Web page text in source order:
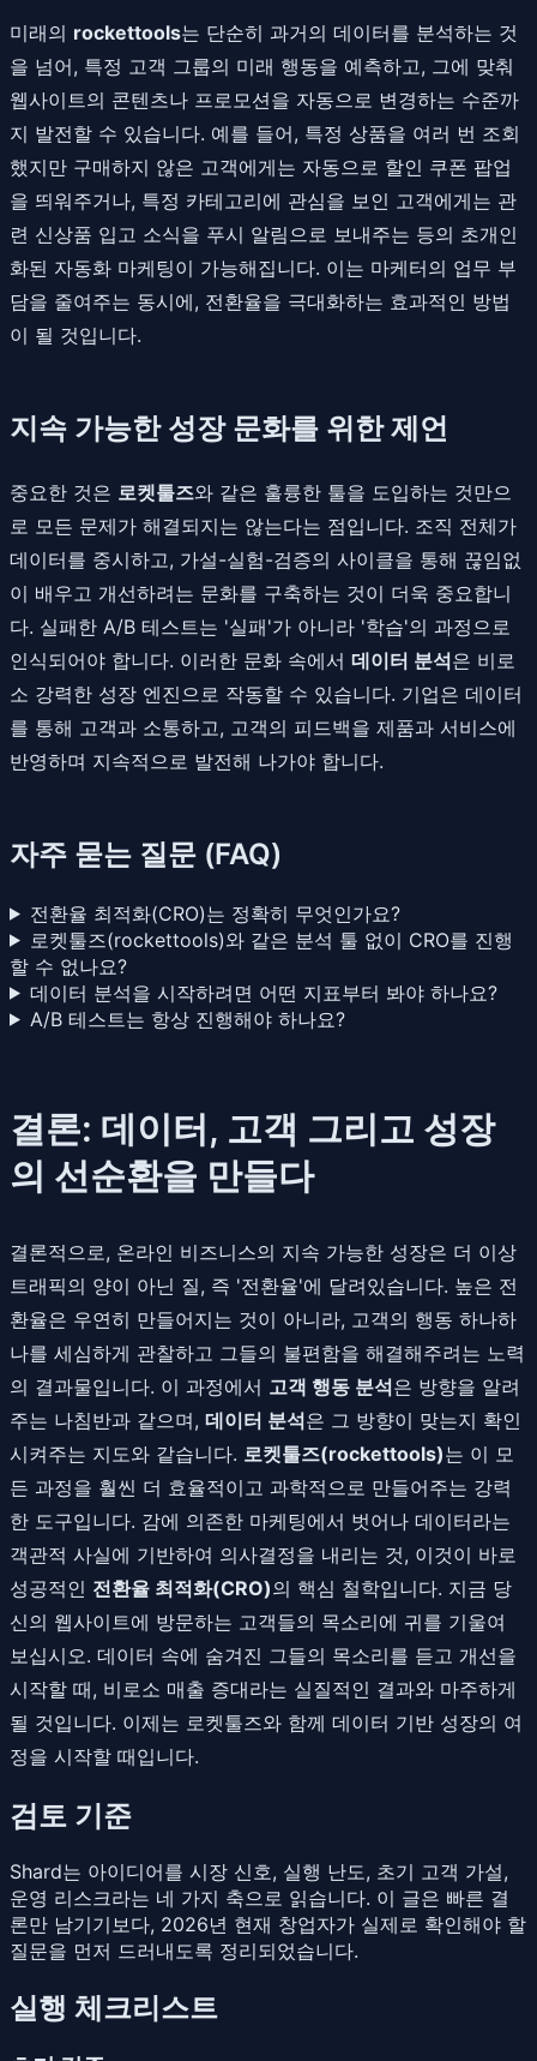
미래의 rockettools는 단순히 과거의 데이터를 분석하는 것
을 넘어, 특정 고객 그룹의 미래 행동을 예측하고, 그에 맞춰
웹사이트의 콘텐츠나 프로모션을 자동으로 변경하는 수준까
지 발전할 수 있습니다. 예를 들어, 특정 상품을 여러 번 조회
했지만 구매하지 않은 고객에게는 자동으로 할인 쿠폰 팝업
을 띄워주거나, 특정 카테고리에 관심을 보인 고객에게는 관
련 신상품 입고 소식을 푸시 알림으로 보내주는 등의 초개인
화된 자동화 마케팅이 가능해집니다. 이는 마케터의 업무 부
담을 줄여주는 동시에, 전환율을 극대화하는 효과적인 방법
이 될 것입니다.
지속 가능한 성장 문화를 위한 제언
중요한 것은 로켓툴즈와 같은 훌륭한 툴을 도입하는 것만으
로 모든 문제가 해결되지는 않는다는 점입니다. 조직 전체가
데이터를 중시하고, 가설-실험-검증의 사이클을 통해 끊임없
이 배우고 개선하려는 문화를 구축하는 것이 더욱 중요합니
다. 실패한 A/B 테스트는 '실패'가 아니라 '학습'의 과정으로
인식되어야 합니다. 이러한 문화 속에서 데이터 분석은 비로
소 강력한 성장 엔진으로 작동할 수 있습니다. 기업은 데이터
를 통해 고객과 소통하고, 고객의 피드백을 제품과 서비스에
반영하며 지속적으로 발전해 나가야 합니다.
자주 묻는 질문 (FAQ)
전환율 최적화(CRO)는 정확히 무엇인가요?
로켓툴즈(rockettools)와 같은 분석 툴 없이 CRO를 진행
할 수 없나요?
데이터 분석을 시작하려면 어떤 지표부터 봐야 하나요?
A/B 테스트는 항상 진행해야 하나요?
결론: 데이터, 고객 그리고 성장
의 선순환을 만들다
결론적으로, 온라인 비즈니스의 지속 가능한 성장은 더 이상
트래픽의 양이 아닌 질, 즉 '전환율'에 달려있습니다. 높은 전
환율은 우연히 만들어지는 것이 아니라, 고객의 행동 하나하
나를 세심하게 관찰하고 그들의 불편함을 해결해주려는 노력
의 결과물입니다. 이 과정에서 고객 행동 분석은 방향을 알려
주는 나침반과 같으며, 데이터 분석은 그 방향이 맞는지 확인
시켜주는 지도와 같습니다. 로켓툴즈(rockettools)는 이 모
든 과정을 훨씬 더 효율적이고 과학적으로 만들어주는 강력
한 도구입니다. 감에 의존한 마케팅에서 벗어나 데이터라는
객관적 사실에 기반하여 의사결정을 내리는 것, 이것이 바로
성공적인 전환율 최적화(CRO)의 핵심 철학입니다. 지금 당
신의 웹사이트에 방문하는 고객들의 목소리에 귀를 기울여
보십시오. 데이터 속에 숨겨진 그들의 목소리를 듣고 개선을
시작할 때, 비로소 매출 증대라는 실질적인 결과와 마주하게
될 것입니다. 이제는 로켓툴즈와 함께 데이터 기반 성장의 여
정을 시작할 때입니다.
검토 기준
Shard는 아이디어를 시장 신호, 실행 난도, 초기 고객 가설,
운영 리스크라는 네 가지 축으로 읽습니다. 이 글은 빠른 결
론만 남기기보다, 2026년 현재 창업자가 실제로 확인해야 할
질문을 먼저 드러내도록 정리되었습니다.
실행 체크리스트